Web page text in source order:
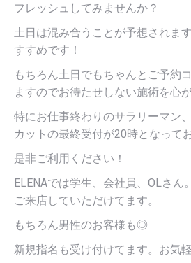
フレッシュしてみませんか？
土日は混み合うことが予想されま
すすめです！
もちろん土日でもちゃんとご予約
ますのでお待たせしない施術を心
特にお仕事終わりのサラリーマン
カットの最終受付が20時となって
是非ご利用ください！
ELENAでは学生、会社員、OLさん
ご来店していただけてます。
もちろん男性のお客様も◎
新規指名も受け付けてます。お気